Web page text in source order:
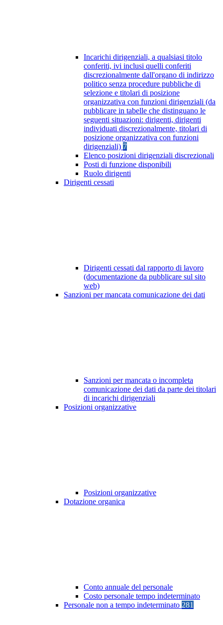
Incarichi dirigenziali, a qualsiasi titolo
conferiti, ivi inclusi quelli conferiti
discrezionalmente dall'organo di indirizzo
politico senza procedure pubbliche di
selezione e titolari di posizione
organizzativa con funzioni dirigenziali (da
pubblicare in tabelle che distinguano le
seguenti situazioni: dirigenti, dirigenti
individuati discrezionalmente, titolari di
posizione organizzativa con funzioni
dirigenziali) 7
Elenco posizioni dirigenziali discrezionali
Posti di funzione disponibili
Ruolo dirigenti
Dirigenti cessati
Dirigenti cessati dal rapporto di lavoro
(documentazione da pubblicare sul sito
web)
Sanzioni per mancata comunicazione dei dati
Sanzioni per mancata o incompleta
comunicazione dei dati da parte dei titolari
di incarichi dirigenziali
Posizioni organizzative
Posizioni organizzative
Dotazione organica
Conto annuale del personale
Costo personale tempo indeterminato
Personale non a tempo indeterminato 281